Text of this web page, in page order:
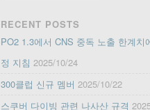
RECENT POSTS
PO2 1.3에서 CNS 중독 노출 한계치
정 지침 2025/10/24
300클럽 신규 멤버 2025/10/22
스쿠버 다이빙 관련 나사산 규격